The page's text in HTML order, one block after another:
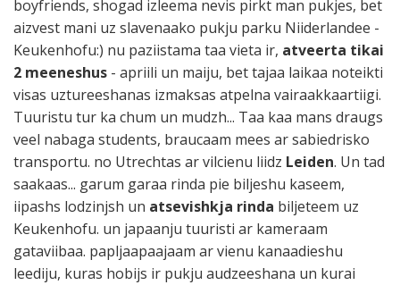
boyfriends, shogad izleema nevis pirkt man pukjes, bet
aizvest mani uz slavenaako pukju parku Niiderlandee -
Keukenhofu:) nu paziistama taa vieta ir, atveerta tikai
2 meeneshus - apriili un maiju, bet tajaa laikaa noteikti
visas uztureeshanas izmaksas atpelna vairaakkaartiigi.
Tuuristu tur ka chum un mudzh... Taa kaa mans draugs
veel nabaga students, braucaam mees ar sabiedrisko
transportu. no Utrechtas ar vilcienu liidz Leiden. Un tad
saakaas... garum garaa rinda pie biljeshu kaseem,
iipashs lodzinjsh un atsevishkja rinda biljeteem uz
Keukenhofu. un japaanju tuuristi ar kameraam
gataviibaa. papljaapaajaam ar vienu kanaadieshu
leediju, kuras hobijs ir pukju audzeeshana un kurai